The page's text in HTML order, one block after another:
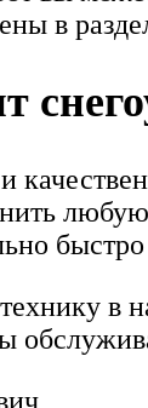
в
быстро
в